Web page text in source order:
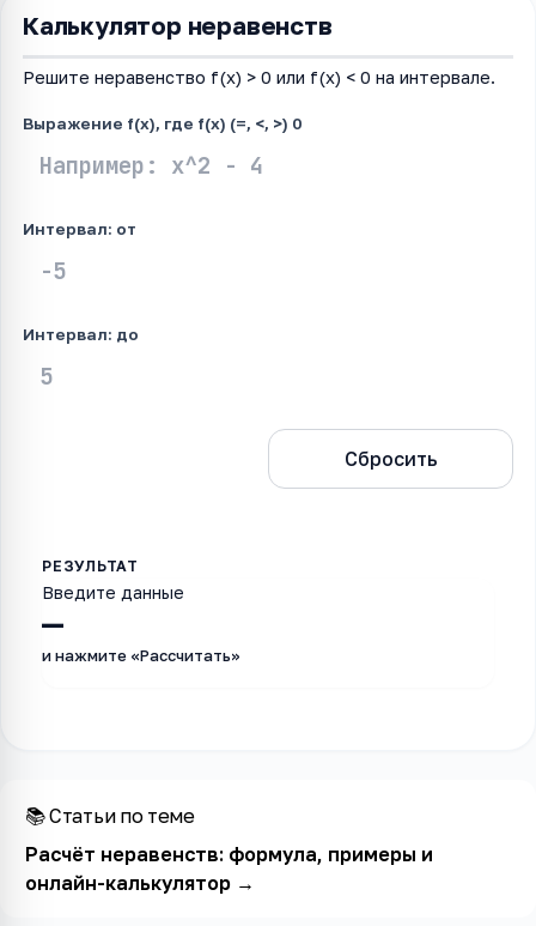
Калькулятор неравенств
Решите неравенство f(x) > 0 или f(x) < 0 на интервале.
Выражение f(x), где f(x) (=, <, >) 0
Интервал: от
Интервал: до
Сбросить
—
Введите данные
и нажмите «Рассчитать»
📚 Статьи по теме
Расчёт неравенств: формула, примеры и
онлайн-калькулятор→